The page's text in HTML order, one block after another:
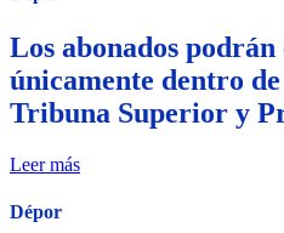
Los abonados
únicamente dentro
Tribuna Superior y
Leer más
Dépor